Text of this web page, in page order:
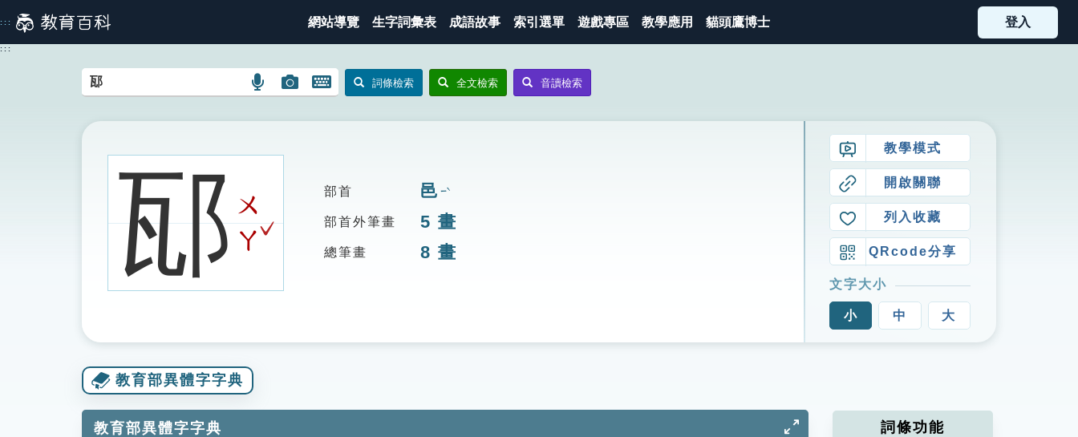
到
主
::: 網站導覽 生字詞彙表 成語故事 索引選單 遊戲專區 教學應用 貓頭鷹博士 登入
:::
語
搜
圖
圖
搜
開
鍵
詞條檢索 全文檢索 音讀檢索
邷ㄨ
ㄚ
ˇ
部首 邑 ㄧˋ
部首外筆畫 5 畫
總筆畫 8 畫
教學模式
開啟關聯
列入收藏
QRcode分享
文字大小
小 中 大
教育部異體字字典
教育部異體字字典 詞條功能